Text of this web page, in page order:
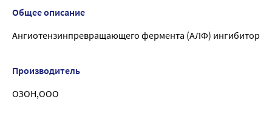
Общее описание
Ангиотензинпревращающего фермента (АЛФ) ингибитор
Производитель
ОЗОН,ООО